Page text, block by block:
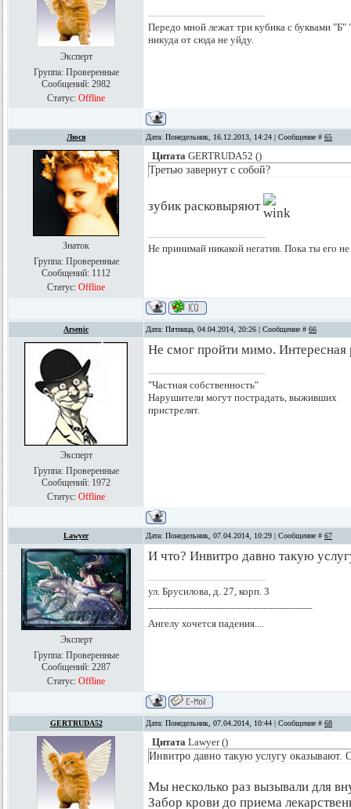
Эксперт
Группа: Проверенные
Сообщений: 2982
Статус: Offline
Передо мной лежат три кубика с буквами
никуда от сюда не уйду.
Люся Дата: Понедельник, 16.12.2013, 14:24 | Сообщение # 65
Знаток
Группа: Проверенные
Сообщений: 1112
Статус: Offline
Цитата GERTRUDA52 ()
Третью завернут с собой?
зубик расковыряют
Не принимай никакой негатив. Пока ты его
Arsenic Дата: Пятница, 04.04.2014, 20:26 | Сообщение # 66
Эксперт
Группа: Проверенные
Сообщений: 1972
Статус: Offline
Не смог пройти мимо. Интересная
"Частная собственность"
Нарушители могут пострадать, выживших
пристрелят.
Lawyer Дата: Понедельник, 07.04.2014, 10:29 | Сообщение # 67
Эксперт
Группа: Проверенные
Сообщений: 2287
Статус: Offline
И что? Инвитро давно такую
ул. Брусилова, д. 27, корп. 3
Ангелу хочется падения....
GERTRUDA52 Дата: Понедельник, 07.04.2014, 10:44 | Сообщение # 68
Цитата Lawyer()
Инвитро давно такую услугу оказывают.
Мы несколько раз вызывали для
Забор крови до приема